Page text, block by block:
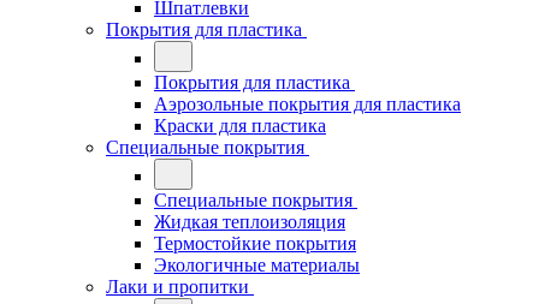
Шпатлевки
Покрытия для пластика
Покрытия для пластика
Аэрозольные покрытия для пластика
Краски для пластика
Специальные покрытия
Специальные покрытия
Жидкая теплоизоляция
Термостойкие покрытия
Экологичные материалы
Лаки и пропитки